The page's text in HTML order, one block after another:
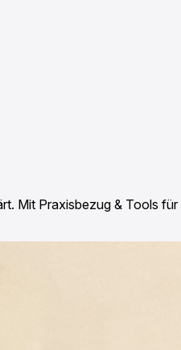
Mit Praxisbezug & Tools